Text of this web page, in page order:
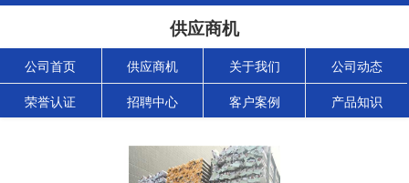
供应商机
公司首页 供应商机 关于我们 公司动态
荣誉认证 招聘中心 客户案例 产品知识